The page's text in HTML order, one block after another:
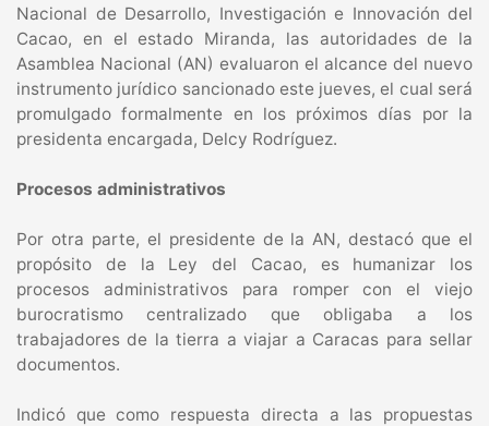
Nacional de Desarrollo, Investigación e Innovación del
Cacao, en el estado Miranda, las autoridades de la
Asamblea Nacional (AN) evaluaron el alcance del nuevo
instrumento jurídico sancionado este jueves, el cual será
promulgado formalmente en los próximos días por la
presidenta encargada, Delcy Rodríguez.
Procesos administrativos
Por otra parte, el presidente de la AN, destacó que el
propósito de la Ley del Cacao, es humanizar los
procesos administrativos para romper con el viejo
burocratismo centralizado que obligaba a los
trabajadores de la tierra a viajar a Caracas para sellar
documentos.
Indicó que como respuesta directa a las propuestas